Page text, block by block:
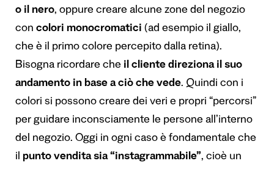
o il nero, oppure creare alcune zone del negozio
con colori monocromatici (ad esempio il giallo,
che è il primo colore percepito dalla retina).
Bisogna ricordare che il cliente direziona il suo
andamento in base a ciò che vede. Quindi con i
colori si possono creare dei veri e propri “percorsi”
per guidare inconsciamente le persone all’interno
del negozio. Oggi in ogni caso è fondamentale che
il punto vendita sia“instagrammabile”, cioè un